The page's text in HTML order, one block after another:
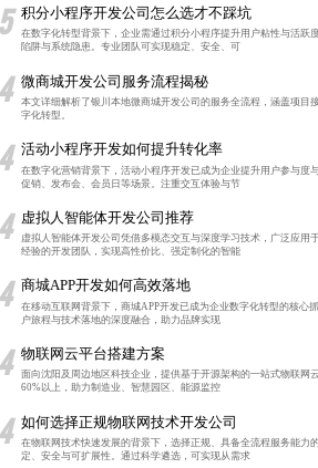
积分小程序开发公司怎么选才不踩坑
在数字化转型背景下，企业需通过积分小程序提升用户粘性与活
陷阱与系统隐患。专业团队可实现稳定、安全、可
微商城开发公司服务流程揭秘
本文详细解析了银川本地微商城开发公司的服务全流程，涵盖项
字化转型。
活动小程序开发如何提升转化率
在数字化营销背景下，活动小程序开发已成为企业提升用户参与
促销、发布会、会员日等场景。注重交互体验与节
虚拟人智能体开发公司推荐
虚拟人智能体开发公司凭借多模态交互与深度学习技术，广泛应
经验的开发团队，实现高性价比、强定制化的智能
商城APP开发如何高效落地
在移动互联网背景下，商城APP开发已成为企业数字化转型的核
户旅程与技术落地的深度融合，助力品牌实现
物联网云平台搭建方案
面向沈阳及周边地区科技企业，提供基于开源架构的一站式物联
60%以上，助力制造业、智慧园区、能源监控
如何选择正规物联网技术开发公司
在物联网技术快速发展的背景下，选择正规、具备全流程服务能
定、安全与可扩展性。通过科学遴选，可实现从需求